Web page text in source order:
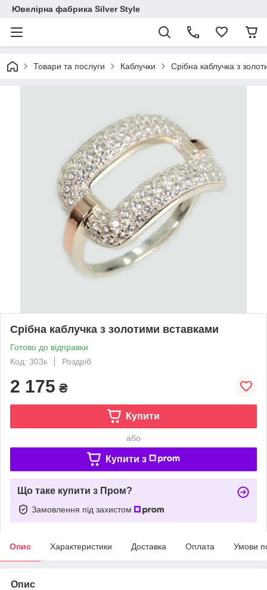
Ювелірна фабрика Silver Style
Товари та послуги Каблучки Срібна каблучка з
Срібна каблучка з золотими вставками
Готово до відправки
Код: 303к
Роздріб
2 175 ₴
Купити
або
Купити з
Що таке купити з Пром?
Замовлення під захистом
Опис Характеристики Доставка Оплата Умови
Опис